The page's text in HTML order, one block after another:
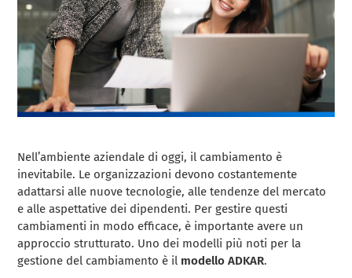
Nell’ambiente aziendale di oggi, il cambiamento è
inevitabile. Le organizzazioni devono costantemente
adattarsi alle nuove tecnologie, alle tendenze del mercato
e alle aspettative dei dipendenti. Per gestire questi
cambiamenti in modo efficace, è importante avere un
approccio strutturato. Uno dei modelli più noti per la
gestione del cambiamento è il modello ADKAR.